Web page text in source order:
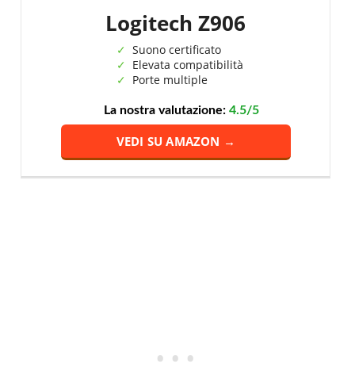
Logitech Z906
Suono certificato
Elevata compatibilità
Porte multiple
La nostra valutazione: 4.5/5
VEDI SU AMAZON →